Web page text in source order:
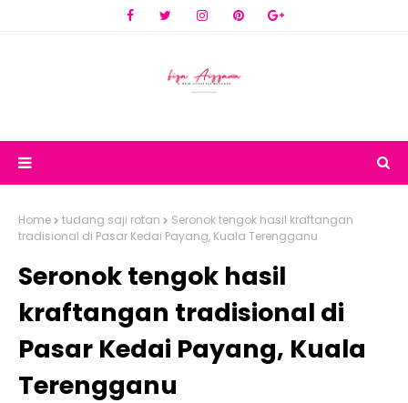
Home tudang saji rotan
Seronok tengok hasil kraftangan
tradisional di Pasar Kedai Payang, Kuala Terengganu
Seronok tengok hasil
kraftangan tradisional di
Pasar Kedai Payang, Kuala
Terengganu